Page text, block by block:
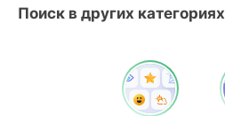
Поиск в других категориях